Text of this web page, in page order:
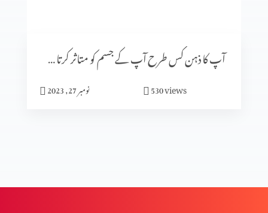
گلتیوں (حصہ 2)
درد سے پاک راستے کے خطرات (2-2)
آپ کا ذہن کس طرح آپ کے جسم کو متاثر کرتا ہے (پارٹ 2)
نومبر 27, 2023 530views